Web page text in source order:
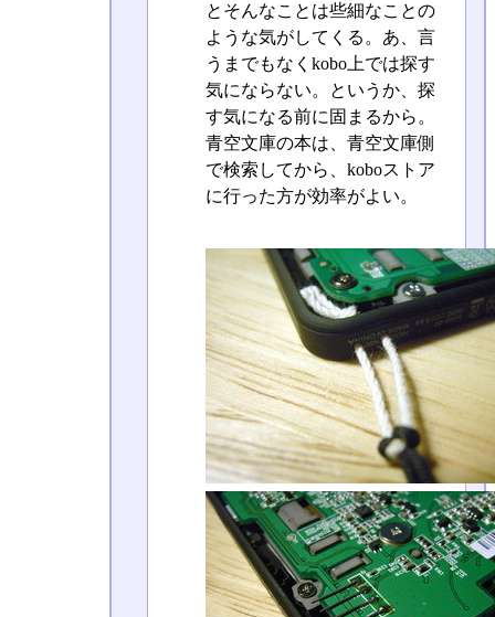
とそんなことは些細なことの
ような気がしてくる。あ、言
うまでもなくkobo上では探す
気にならない。というか、探
す気になる前に固まるから。
青空文庫の本は、青空文庫側
で検索してから、koboストア
に行った方が効率がよい。